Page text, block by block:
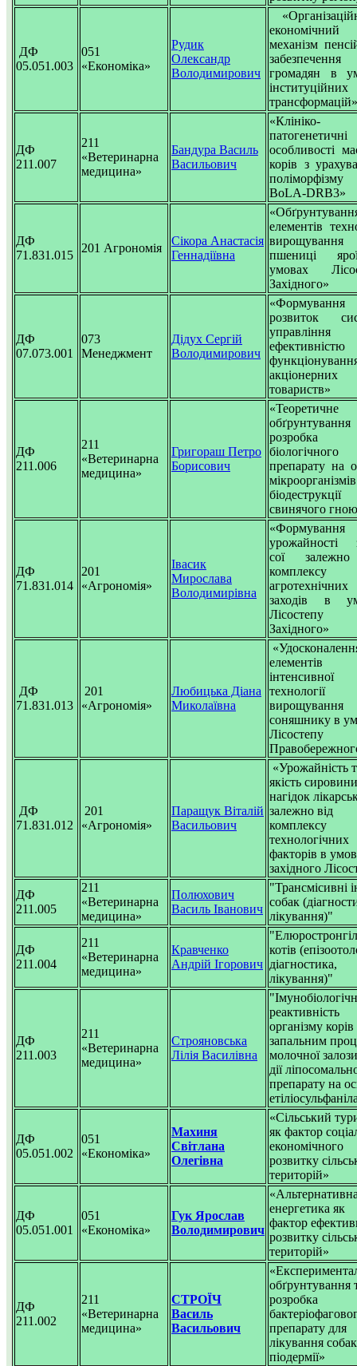
ДФ
05.051.003
051
«Економіка»
Рудик
Олександр
Володимирович
економічний
механізм
забезпечення
громадян в
інституційних
трансформацій»
ДФ
211.007
211
«Ветеринарна
медицина»
Бандура Василь
Васильович
«Клініко-
патогенетичні
особливості
корів з
поліморфізму
BoLA-DRB3»
ДФ
71.831.015
201 Агрономія
Сікора Анастасія
Геннадіївна
елементів
вирощування
пшениці
умовах
Західного»
ДФ
07.073.001
073
Менеджмент
Дідух Сергій
Володимирович
розвиток
управління
ефективністю
акціонерних
товариств»
ДФ
211.006
211
«Ветеринарна
медицина»
Григораш Петро
Борисович
«Теоретичне
розробка
біологічного
препарату на
біодеструкції
свинячого
ДФ
71.831.014
201
«Агрономія»
Івасик
Мирослава
Володимирівна
«Формування
урожайності
сої
комплексу
агротехнічних
заходів в
Лісостепу
Західного»
ДФ
71.831.013
201
«Агрономія»
Любицька Діана
Миколаївна
елементів
інтенсивної
технології
вирощування
соняшнику в
Лісостепу
ДФ
71.831.012
201
«Агрономія»
Паращук Віталій
Васильович
«Урожайність
якість сировини
нагідок
залежно від
комплексу
технологічних
факторів в
західного
ДФ
211.005
211
«Ветеринарна
медицина»
Полюхович
Василь Іванович
"Трансмісивні
собак
лікування)"
ДФ
211.004
211
«Ветеринарна
медицина»
Кравченко
Андрій Ігорович
котів
діагностика,
лікування)"
ДФ
211.003
211
«Ветеринарна
медицина»
Строяновська
Лілія Василівна
реактивність
організму корів
запальним
молочної
дії
препарату на
ДФ
05.051.002
051
«Економіка»
Махиня
Світлана
Олегівна
«Сільський
як фактор
економічного
розвитку
територій»
ДФ
05.051.001
051
«Економіка»
Гук Ярослав
Володимирович
енергетика як
фактор
розвитку
територій»
ДФ
211.002
211
«Ветеринарна
медицина»
СТРОЇЧ
Василь
Васильович
обґрунтування
розробка
препарату для
лікування
піодермії»